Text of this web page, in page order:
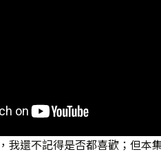
我還不記得是否都喜歡；但本